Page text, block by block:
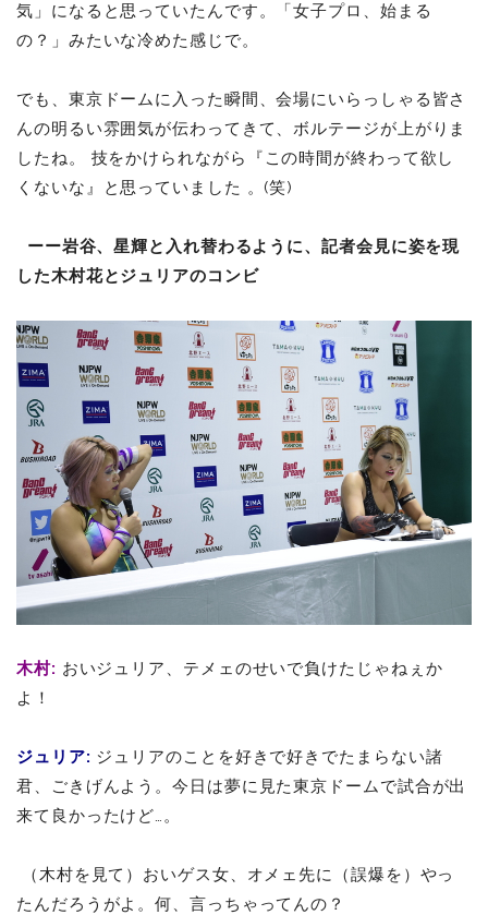
気」になると思っていたんです。「女子プロ、始まる
の？」みたいな冷めた感じで。
でも、東京ドームに入った瞬間、会場にいらっしゃる皆さ
んの明るい雰囲気が伝わってきて、ボルテージが上がりま
したね。 技をかけられながら『この時間が終わって欲し
くないな』と思っていました 。(笑)
ーー岩谷、星輝と入れ替わるように、記者会見に姿を現
した木村花とジュリアのコンビ
木村: おいジュリア、テメェのせいで負けたじゃねぇか
よ！
ジュリア: ジュリアのことを好きで好きでたまらない諸
君、ごきげんよう。今日は夢に見た東京ドームで試合が出
来て良かったけど…。
（木村を見て）おいゲス女、オメェ先に（誤爆を）やっ
たんだろうがよ。何、言っちゃってんの？